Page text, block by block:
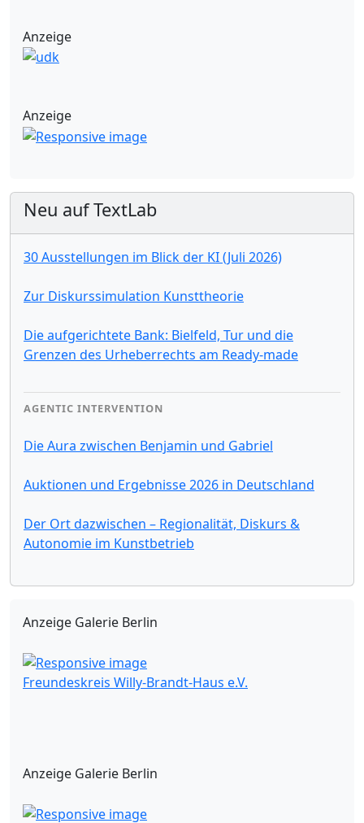
Anzeige
Anzeige
Neu auf TextLab
30 Ausstellungen im Blick der KI (Juli 2026)
Zur Diskurssimulation Kunsttheorie
Die aufgerichtete Bank: Bielfeld, Tur und die
Grenzen des Urheberrechts am Ready-made
AGENTIC INTERVENTION
Die Aura zwischen Benjamin und Gabriel
Auktionen und Ergebnisse 2026 in Deutschland
Der Ort dazwischen – Regionalität, Diskurs &
Autonomie im Kunstbetrieb
Anzeige Galerie Berlin
Freundeskreis Willy-Brandt-Haus e.V.
Anzeige Galerie Berlin